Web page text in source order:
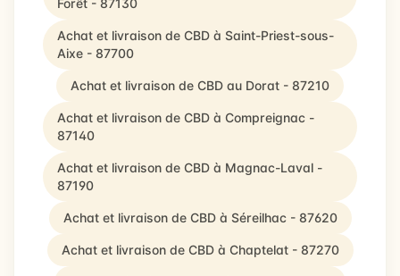
Forêt - 87130
Achat et livraison de CBD à Saint-Priest-sous-
Aixe - 87700
Achat et livraison de CBD au Dorat - 87210
Achat et livraison de CBD à Compreignac -
87140
Achat et livraison de CBD à Magnac-Laval -
87190
Achat et livraison de CBD à Séreilhac - 87620
Achat et livraison de CBD à Chaptelat - 87270